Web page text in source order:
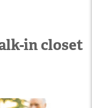
in closet